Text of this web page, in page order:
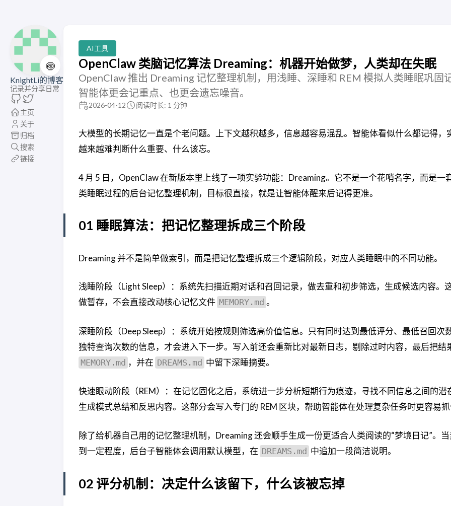
🍥
KnightLi的博客
记录并分享日常
主页
关于
归档
搜索
链接
AI工具
OpenClaw 类脑记忆算法 Dreaming：机器开始做梦，人类却在失眠
OpenClaw 推出 Dreaming 记忆整理机制，用浅睡、深睡和 REM 模拟人类睡眠巩固
智能体更会记重点、也更会遗忘噪音。
2026-04-12 阅读时长: 1 分钟
大模型的长期记忆一直是个老问题。上下文越积越多，信息越容易混乱。智能体看似什么都记得，
越来越难判断什么重要、什么该忘。
4 月 5 日，OpenClaw 在新版本里上线了一项实验功能：Dreaming。它不是一个花哨名字，而是一
类睡眠过程的后台记忆整理机制，目标很直接，就是让智能体醒来后记得更准。
01 睡眠算法：把记忆整理拆成三个阶段
Dreaming 并不是简单做索引，而是把记忆整理拆成三个逻辑阶段，对应人类睡眠中的不同功能。
浅睡阶段（Light Sleep）：系统先扫描近期对话和召回记录，做去重和初步筛选，生成候选内容。
做暂存，不会直接改动核心记忆文件 MEMORY.md 。
深睡阶段（Deep Sleep）：系统开始按规则筛选高价值信息。只有同时达到最低评分、最低召回次
独特查询次数的信息，才会进入下一步。写入前还会重新比对最新日志，剔除过时内容，最后把结
MEMORY.md ，并在 DREAMS.md 中留下深睡摘要。
快速眼动阶段（REM）：在记忆固化之后，系统进一步分析短期行为痕迹，寻找不同信息之间的潜
生成模式总结和反思内容。这部分会写入专门的 REM 区块，帮助智能体在处理复杂任务时更容易抓
除了给机器自己用的记忆整理机制，Dreaming 还会顺手生成一份更适合人类阅读的“梦境日记”。
到一定程度，后台子智能体会调用默认模型，在 DREAMS.md 中追加一段简洁说明。
02 评分机制：决定什么该留下，什么该被忘掉